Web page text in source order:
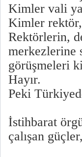
Kimler vali
Kimler rektör,
Rektörlerin,
merkezlerine
görüşmeleri
Hayır.
Peki
İstihbarat
çalışan